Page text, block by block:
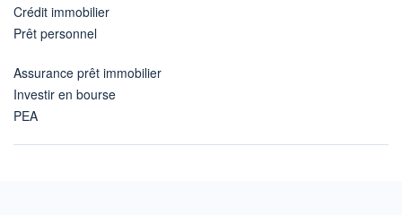
Crédit immobilier
Prêt personnel
Assurance prêt immobilier
Investir en bourse
PEA